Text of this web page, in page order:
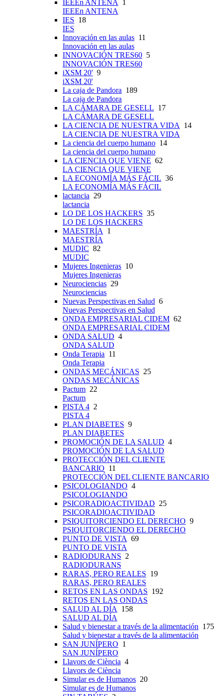
IEEEn ANTENA
1
IEEEn ANTENA
IES 18
IES
Innovación en las aulas 11
Innovación en las aulas
INNOVACIÓN TRES60 5
INNOVACIÓN TRES60
iXSM 20' 9
iXSM 20'
La caja de Pandora 189
La caja de Pandora
LA CÁMARA DE GESELL 17
LA CÁMARA DE GESELL
LA CIENCIA DE NUESTRA VIDA
14
LA CIENCIA DE NUESTRA VIDA
La ciencia del cuerpo humano 14
La ciencia del cuerpo humano
LA CIENCIA QUE VIENE 62
LA CIENCIA QUE VIENE
LA ECONOMÍA MÁS FÁCIL 36
LA ECONOMÍA MÁS FÁCIL
lactancia 29
lactancia
LO DE LOS HACKERS 35
LO DE LOS HACKERS
MAESTRÍA
1
MAESTRÍA
MUDIC 82
MUDIC
Mujeres Ingenieras 10
Mujeres Ingenieras
Neurociencias 29
Neurociencias
Nuevas Perspectivas en Salud 6
Nuevas Perspectivas en Salud
ONDA EMPRESARIAL CIDEM 62
ONDA EMPRESARIAL CIDEM
ONDA SALUD 4
ONDA SALUD
Onda Terapia 11
Onda Terapia
ONDAS MECÁNICAS 25
ONDAS MECÁNICAS
Pactum 22
Pactum
PISTA 4 2
PISTA 4
PLAN DIABETES 9
PLAN DIABETES
PROMOCIÓN DE LA SALUD 4
PROMOCIÓN DE LA SALUD
PROTECCIÓN DEL CLIENTE
BANCARIO 11
PROTECCIÓN DEL CLIENTE BANCARIO
PSICOLOGIANDO 4
PSICOLOGIANDO
PSICORADIOACTIVIDAD 25
PSICORADIOACTIVIDAD
PSIQUITORCIENDO EL DERECHO 9
PSIQUITORCIENDO EL DERECHO
PUNTO DE VISTA 69
PUNTO DE VISTA
RADIODURANS 2
RADIODURANS
RARAS, PERO REALES 19
RARAS, PERO REALES
RETOS EN LAS ONDAS 192
RETOS EN LAS ONDAS
SALUD AL DÍA
158
SALUD AL DÍA
Salud y bienestar a través de la alimentación 175
Salud y bienestar a través de la alimentación
SAN JUNÍPERO 1
SAN JUNÍPERO
Llavors de Ciència 4
Llavors de Ciència
Simular es de Humanos 20
Simular es de Humanos